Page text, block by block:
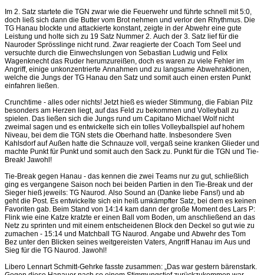
Im 2. Satz startete die TGN zwar wie die Feuerwehr und führte schnell mit 5:0,
doch ließ sich dann die Butter vom Brot nehmen und verlor den Rhythmus. Die
TG Hanau blockte und attackierte konstant, zeigte in der Abwehr eine gute
Leistung und holte sich zu 19 Satz Nummer 2. Auch der 3. Satz lief für die
Nauroder Sprösslinge nicht rund. Zwar reagierte der Coach Tom Seel und
versuchte durch die Einwechslungen von Sebastian Ludwig und Felix
Wagenknecht das Ruder herumzureißen, doch es waren zu viele Fehler im
Angriff, einige unkonzentrierte Annahmen und zu langsame Abwehraktionen,
welche die Jungs der TG Hanau den Satz und somit auch einen ersten Punkt
einfahren ließen.
Crunchtime - alles oder nichts! Jetzt hieß es wieder Stimmung, die Fabian Pilz
besonders am Herzen liegt, auf das Feld zu bekommen und Volleyball zu
spielen. Das ließen sich die Jungs rund um Capitano Michael Wolf nicht
zweimal sagen und es entwickelte sich ein tolles Volleyballspiel auf hohem
Niveau, bei dem die TGN stets die Oberhand hatte. Insbesondere Sven
Kahlsdorf auf Außen hatte die Schnauze voll, vergaß seine kranken Glieder und
machte Punkt für Punkt und somit auch den Sack zu. Punkt für die TGN und Tie-
Break! Jawohl!
Tie-Break gegen Hanau - das kennen die zwei Teams nur zu gut, schließlich
ging es vergangene Saison noch bei beiden Partien in den Tie-Break und der
Sieger hieß jeweils: TG Naurod. Also Sound an (Danke liebe Fans!) und ab
geht die Post. Es entwickelte sich ein heiß umkämpfter Satz, bei dem es keinen
Favoriten gab. Beim Stand von 14:14 kam dann der große Moment des Lars P:
Flink wie eine Katze kratzte er einen Ball vom Boden, um anschließend an das
Netz zu sprinten und mit einem entscheidenen Block den Deckel so gut wie zu
zumachen - 15:14 und Matchball TG Naurod. Angabe und Abwehr des Tom
Bez unter den Blicken seines weitgereisten Vaters, Angriff Hanau im Aus und
Sieg für die TG Naurod. Jawohl!
Libero Lennart Schmitt-Gehrke fasste zusammen: „Das war gestern bärenstark.